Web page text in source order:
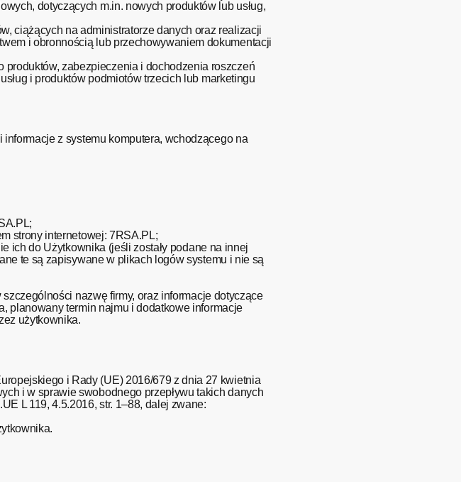
dotyczących m.in. nowych produktów lub usług,
ciążących na administratorze danych oraz realizacji
i obronnością lub przechowywaniem dokumentacji
zabezpieczenia i dochodzenia roszczeń
i produktów podmiotów trzecich lub marketingu
z systemu komputera, wchodzącego na
strony internetowej: 7RSA.PL;
ich do Użytkownika (jeśli zostały podane na innej
te są zapisywane w plikach logów systemu i nie są
nazwę firmy, oraz informacje dotyczące
planowany termin najmu i dodatkowe informacje
użytkownika.
i Rady (UE) 2016/679 z dnia 27 kwietnia
i w sprawie swobodnego przepływu takich danych
L 119, 4.5.2016, str. 1–88, dalej zwane: